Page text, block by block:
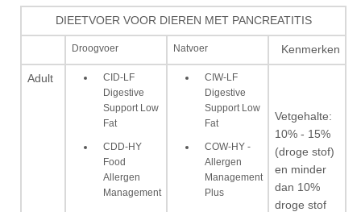
DIEETVOER VOOR DIEREN MET PANCREATITIS
Droogvoer Natvoer Kenmerken
Adult
CID-LF
Digestive
Support Low
Fat
CDD-HY
Food
Allergen
Management
CIW-LF
Digestive
Support Low
Fat
COW-HY -
Allergen
Management
Plus
Vetgehalte:
10% - 15%
(droge stof)
en minder
dan 10%
droge stof